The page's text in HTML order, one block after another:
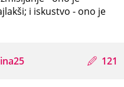
i iskustvo - ono je
121